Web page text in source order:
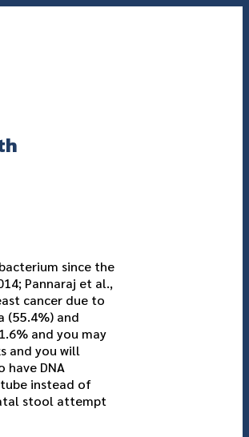
since the
Pannaraj et al.,
cancer due to
(55.4%) and
and you may
and you will
DNA
instead of
stool attempt